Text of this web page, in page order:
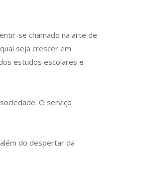
se chamado na arte de
seja crescer em
estudos escolares e
O serviço
do despertar da